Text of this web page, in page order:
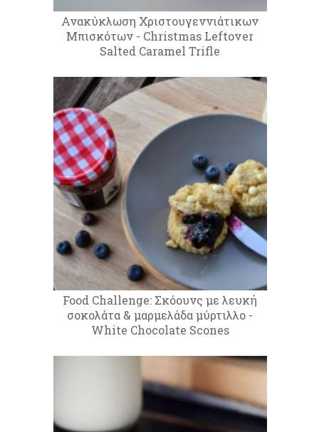
Ανακύκλωση Χριστουγεννιάτικων
Μπισκότων - Christmas Leftover
Salted Caramel Trifle
Food Challenge: Σκόουνς με λευκή
σοκολάτα & μαρμελάδα μύρτιλλο -
White Chocolate Scones